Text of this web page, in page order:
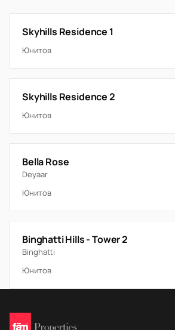
Skyhills Residence 1
Юнитов
Skyhills Residence 2
Юнитов
Bella Rose
Deyaar
Юнитов
Binghatti Hills - Tower 2
Binghatti
Юнитов